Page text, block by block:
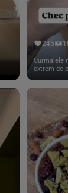
245
Curmalele
extrem de